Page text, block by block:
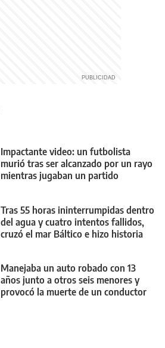
Impactante video: un futbolista
murió tras ser alcanzado por un rayo
mientras jugaban un partido
Tras 55 horas ininterrumpidas dentro
del agua y cuatro intentos fallidos,
cruzó el mar Báltico e hizo historia
Manejaba un auto robado con 13
años junto a otros seis menores y
provocó la muerte de un conductor